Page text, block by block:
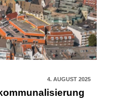
4. AUGUST 2025